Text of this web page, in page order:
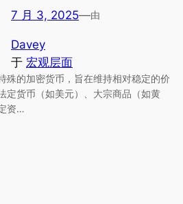
7 月 3, 2025—由
Davey
于 宏观层面
殊的加密货币，旨在维持相对稳定的价
定货币（如美元）、大宗商品（如黄
资…